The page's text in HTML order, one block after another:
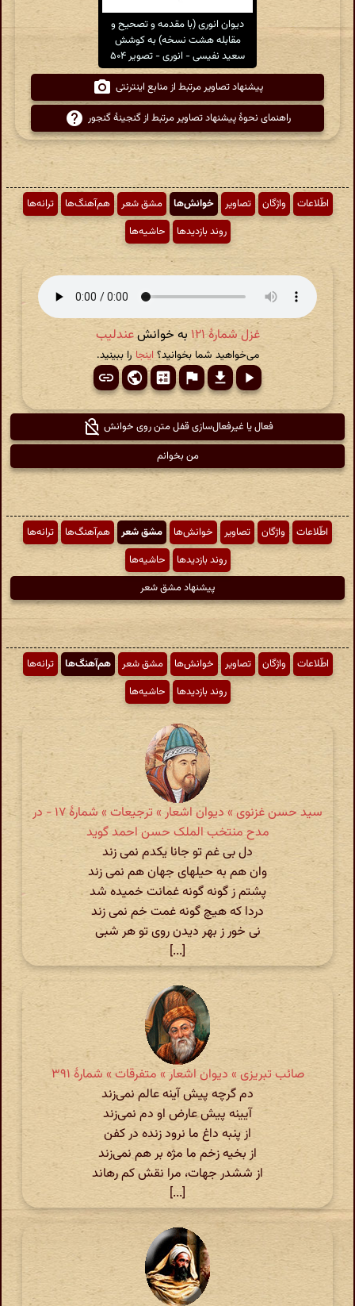
دیوان انوری (با مقدمه و تصحیح و
مقابله هشت نسخه) به کوشش
سعید نفیسی - انوری - تصویر ۵۰۴
پیشنهاد تصاویر مرتبط از منابع اینترنتی
راهنمای نحوهٔ پیشنهاد تصاویر مرتبط از گنجینهٔ گنجور
اطّلاعات واژگان تصاویر خوانش‌ها مشق شعر هم‌آهنگ‌ها
ترانه‌ها
روند بازدیدها
حاشیه‌ها
غزل شمارهٔ ۱۲۱ به خوانشعندلیب
می‌خواهید شما بخوانید؟ اینجا را ببینید.
فعال یا غیرفعال‌سازی قفل متن روی خوانش
من بخوانم
اطّلاعات واژگان تصاویر خوانش‌ها مشق شعر هم‌آهنگ‌ها
ترانه‌ها
روند بازدیدها
حاشیه‌ها
پیشنهاد مشق شعر
اطّلاعات واژگان تصاویر خوانش‌ها مشق شعر هم‌آهنگ‌ها
ترانه‌ها
روند بازدیدها
حاشیه‌ها
سید حسن غزنوی » دیوان اشعار » ترجیعات » شمارهٔ ۱۷ - در
مدح منتخب الملک حسن احمد گوید
دل بی غم تو جانا یکدم نمی زند
وان هم به حیلهای جهان هم نمی زند
پشتم ز گونه گونه غمانت خمیده شد
دردا که هیچ گونه غمت خم نمی زند
نی خور ز بهر دیدن روی تو هر شبی
[...]
صائب تبریزی » دیوان اشعار » متفرقات » شمارهٔ ۳۹۱
دم گرچه پیش آینه عالم نمی‌زند
آیینه پیش عارض او دم نمی‌زند
از پنبه داغ ما نرود زنده در کفن
از بخیه زخم ما مژه بر هم نمی‌زند
از ششدر جهات، مرا نقش کم رهاند
[...]